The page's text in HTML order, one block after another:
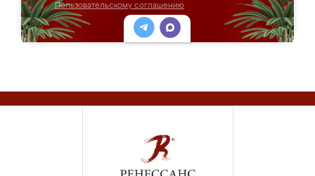
Пользовательскому соглашению